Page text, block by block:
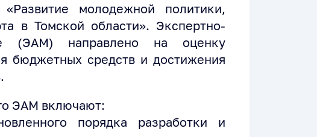
«Развитие молодежной политики,
в Томской области». Экспертно-
(ЭАМ) направлено на оценку
бюджетных средств и достижения
ЭАМ включают:
порядка разработки и